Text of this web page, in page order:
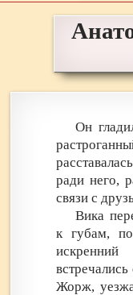
Он
ради него,
связи с
Вика
к губам,
Жорж,